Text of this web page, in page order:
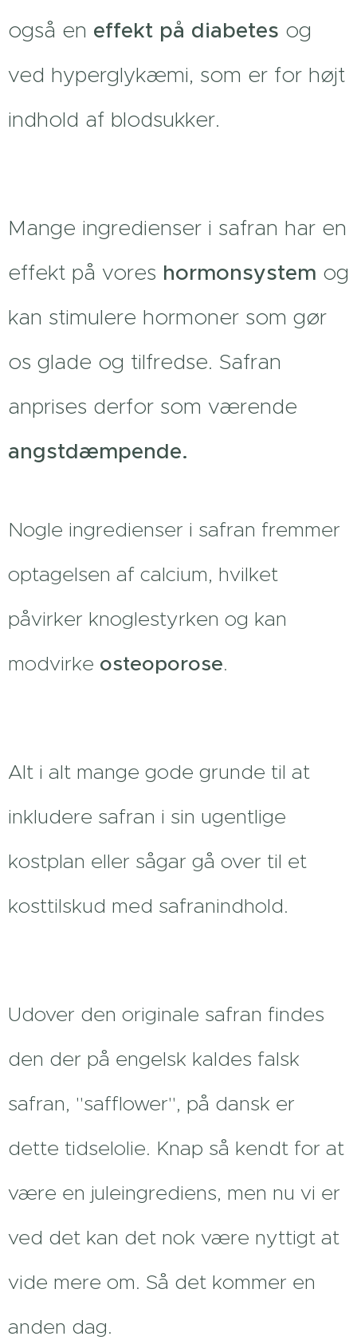
også en effekt på diabetes og
ved hyperglykæmi, som er for højt
indhold af blodsukker.
Mange ingredienser i safran har en
effekt på vores hormonsystem og
kan stimulere hormoner som gør
os glade og tilfredse. Safran
anprises derfor som værende
angstdæmpende.
Nogle ingredienser i safran fremmer
optagelsen af calcium, hvilket
påvirker knoglestyrken og kan
modvirke osteoporose.
Alt i alt mange gode grunde til at
inkludere safran i sin ugentlige
kostplan eller sågar gå over til et
kosttilskud med safranindhold.
Udover den originale safran findes
den der på engelsk kaldes falsk
safran, "safflower", på dansk er
dette tidselolie. Knap så kendt for at
være en juleingrediens, men nu vi er
ved det kan det nok være nyttigt at
vide mere om. Så det kommer en
anden dag.